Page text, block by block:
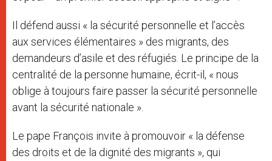
Il défend aussi « la sécurité personnelle et l’accès
aux services élémentaires » des migrants, des
demandeurs d’asile et des réfugiés. Le principe de la
centralité de la personne humaine, écrit-il, « nous
oblige à toujours faire passer la sécurité personnelle
avant la sécurité nationale ».
Le pape François invite à promouvoir « la défense
des droits et de la dignité des migrants », qui